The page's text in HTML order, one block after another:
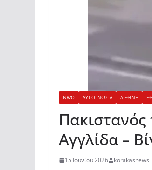
NWO ΑΥΤΟΓΝΩΣΙΑ ΔΙΕΘΝΗ
Αγγλίδα –
15 Ιουνίου 2026 korakasnews